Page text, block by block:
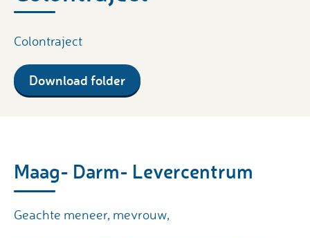
Colontraject
Download folder
Maag- Darm- Levercentrum
Geachte meneer, mevrouw,